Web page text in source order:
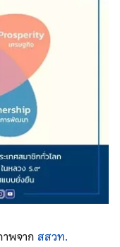
พจาก สสวท.